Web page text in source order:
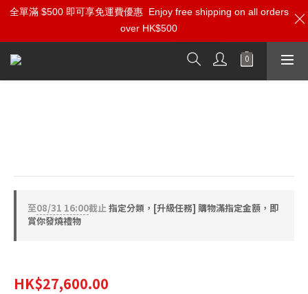
至08/31 16:00截止指定分類，[升級任務] 購物滿指定金額，即
賞你發燒禮物
HK$27,600.00
加入雅詠尊尚會員，即享【$1000迎新購物金】【點數回贈 1點數
=1HKD】 獨家會員價
全單滿 $500 即可享免運費優惠 Enjoy free shipping on all orders
over HK$500